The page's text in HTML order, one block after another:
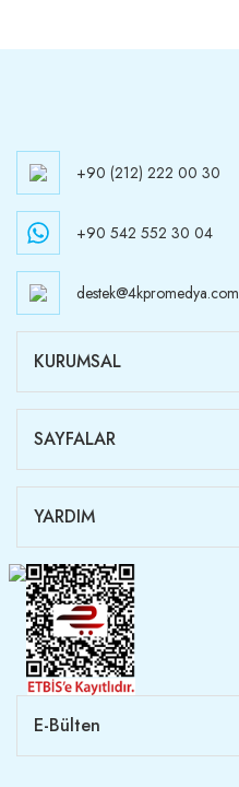
+90 (212) 222 00 30
+90 542 552 30 04
destek@4kpromedya.com
KURUMSAL
SAYFALAR
YARDIM
E-Bülten